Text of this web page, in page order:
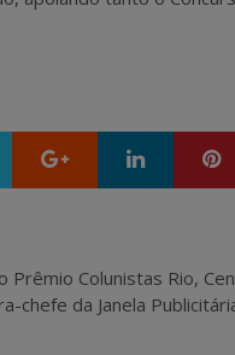
Google+ LinkedIn
Prêmio Colunistas Rio,
chefe da Janela